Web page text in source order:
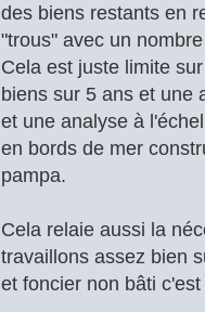
des biens restants en
"trous" avec un
Cela est juste limite
biens sur 5 ans et une
et une analyse à
en bords de mer
pampa.
Cela relaie aussi la
travaillons assez bien
et foncier non bâti